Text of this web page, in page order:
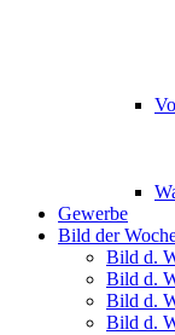
Gewerbe
Bild der
Bild d.
Bild d.
Bild d.
Bild d.